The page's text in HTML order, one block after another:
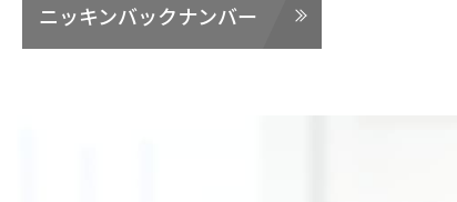
ニッキンバックナンバー